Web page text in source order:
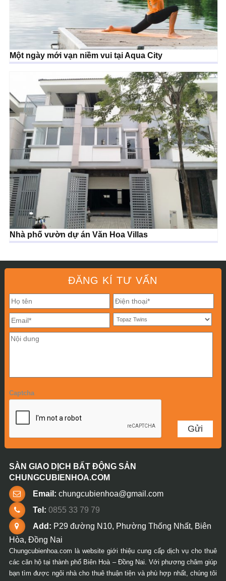
Một ngày mới vạn niềm vui tại Aqua City
Nhà phố vườn dự án Văn Hoa Villas
ĐĂNG KÍ TƯ VẤN
Captcha
SÀN GIAO DỊCH BẤT ĐỘNG SẢN
CHUNGCUBIENHOA.COM
Email: chungcubienhoa@gmail.com
Tel: 0855 33 79 79
Add: P29 đường N10, Phường Thống Nhất, Biên
Hòa, Đồng Nai
Chungcubienhoa.com là website giới thiệu cung cấp dịch vụ cho thuê
các căn hộ tại thành phố Biên Hoà – Đồng Nai. Với phương châm giúp
bạn tìm được ngôi nhà cho thuê thuận tiện và phù hợp nhất, chúng tôi